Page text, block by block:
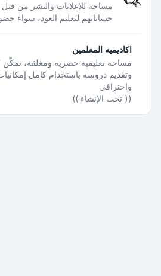
مساحة للإعلانات والنشر من
حساباتهم لتعليم العود، سواء
اكاديميه المعلمين
مساحة تعليمية حصرية ومغلقة، تمكّن
وتقديم دروسه باستخدام كامل
واحترافي
(( تحت الإنشاء ))